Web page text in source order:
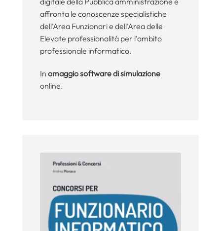
affronta le conoscenze specialistiche
dell’Area Funzionari e dell’Area delle
Elevate professionalità per l’ambito
professionale informatico.
In omaggio software di simulazione
online.